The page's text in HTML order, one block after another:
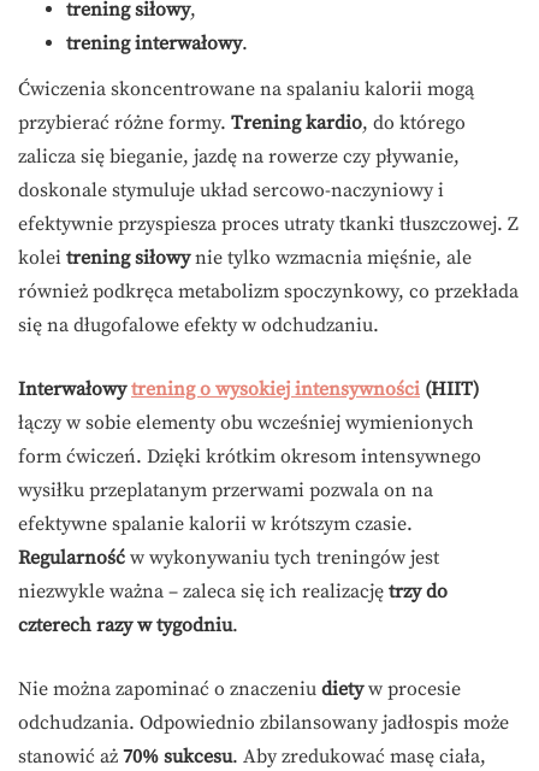
trening siłowy,
trening interwałowy.
Ćwiczenia skoncentrowane na spalaniu kalorii mogą
przybierać różne formy. Trening kardio, do którego
zalicza się bieganie, jazdę na rowerze czy pływanie,
doskonale stymuluje układ sercowo-naczyniowy i
efektywnie przyspiesza proces utraty tkanki tłuszczowej. Z
kolei trening siłowynie tylko wzmacnia mięśnie, ale
również podkręca metabolizm spoczynkowy, co przekłada
się na długofalowe efekty w odchudzaniu.
Interwałowytrening o wysokiej intensywności (HIIT)
łączy w sobie elementy obu wcześniej wymienionych
form ćwiczeń. Dzięki krótkim okresom intensywnego
wysiłku przeplatanym przerwami pozwala on na
efektywne spalanie kalorii w krótszym czasie.
Regularność w wykonywaniu tych treningów jest
niezwykle ważna – zaleca się ich realizację trzy do
czterech razy w tygodniu.
Nie można zapominać o znaczeniu dietyw procesie
odchudzania. Odpowiednio zbilansowany jadłospis może
stanowić aż 70% sukcesu. Aby zredukować masę ciała,